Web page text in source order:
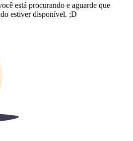
está procurando e aguarde que
estiver disponível. ;D